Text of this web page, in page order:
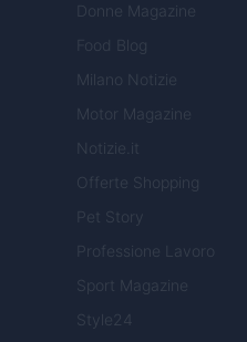
Donne Magazine
Food Blog
Milano Notizie
Motor Magazine
Notizie.it
Offerte Shopping
Pet Story
Professione Lavoro
Sport Magazine
Style24